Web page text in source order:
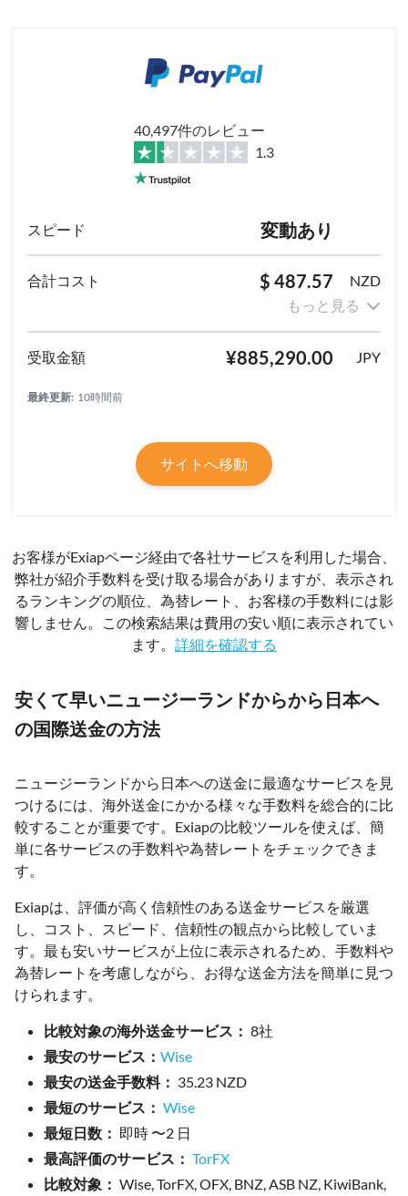
40,497件のレビュー
1.3
変動あり
$ 487.57
NZD
もっと見る
¥885,290.00 JPY
最終更新: 10時間前
サイトへ移動
お客様がExiapページ経由で各社サービスを利用した場合、
弊社が紹介手数料を受け取る場合がありますが、表示され
るランキングの順位、為替レート、お客様の手数料には影
響しません。この検索結果は費用の安い順に表示されてい
ます。 詳細を確認する
安くて早いニュージーランドからから日本へ
の国際送金の方法
ニュージーランドから日本への送金に最適なサービスを見
つけるには、海外送金にかかる様々な手数料を総合的に比
較することが重要です。Exiapの比較ツールを使えば、簡
単に各サービスの手数料や為替レートをチェックできま
す。
Exiapは、評価が高く信頼性のある送金サービスを厳選
し、コスト、スピード、信頼性の観点から比較していま
す。最も安いサービスが上位に表示されるため、手数料や
為替レートを考慮しながら、お得な送金方法を簡単に見つ
けられます。
比較対象の海外送金サービス： 8社
最安のサービス： Wise
最安の送金手数料： 35.23 NZD
最短のサービス： Wise
最短日数： 即時 〜2 日
最高評価のサービス： TorFX
比較対象： Wise, TorFX, OFX, BNZ, ASB NZ, KiwiBank,